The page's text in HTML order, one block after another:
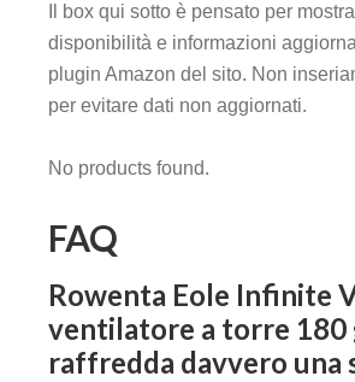
Il box qui sotto è pensato per
disponibilità e informazioni
plugin Amazon del sito. Non
per evitare dati non aggiornati.
No products found.
FAQ
Rowenta Eole Infinite
ventilatore a torre 180
raffredda davvero una